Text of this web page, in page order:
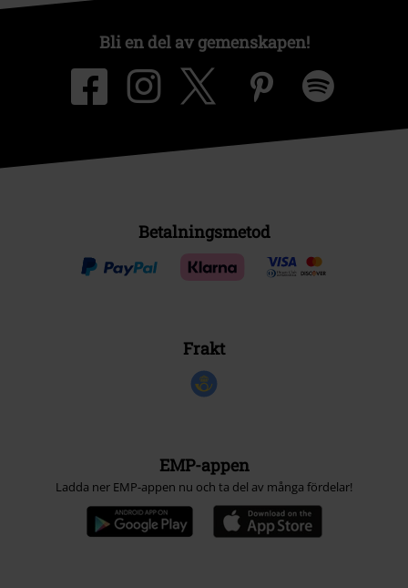
Bli en del av gemenskapen!
Betalningsmetod
Frakt
EMP-appen
Ladda ner EMP-appen nu och ta del av många fördelar!